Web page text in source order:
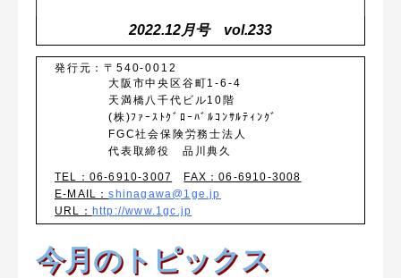
2022.12月号 vol.233
発行元：〒540-0012
大阪市中央区谷町1-6-4
天満橋八千代ビル10階
(株)ﾌｧｰｽﾄｸﾞﾛｰﾊﾞﾙｺﾝｻﾙﾃｨﾝｸﾞ
FGC社会保険労務士法人
代表取締役 品川典久
TEL：06-6910-3007
FAX：06-6910-3008
E-MAIL：shinagawa@1ge.jp
URL： http://www.1gc.jp
今月のトピックス